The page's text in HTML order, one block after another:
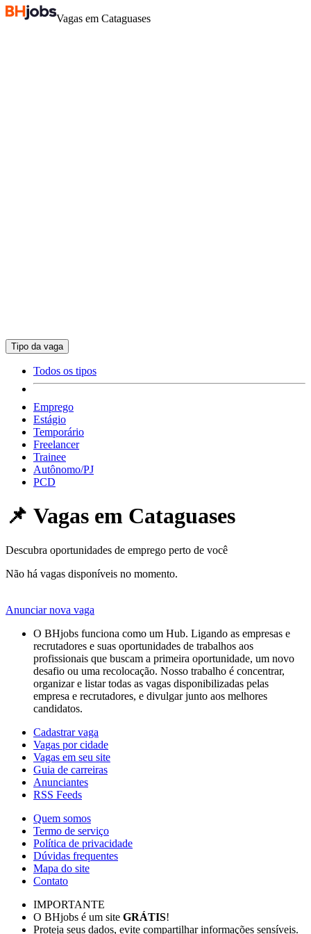
Vagas em Cataguases
Tipo da vaga
Todos os tipos
Emprego
Estágio
Temporário
Freelancer
Trainee
Autônomo/PJ
PCD
📌 Vagas em Cataguases
Descubra oportunidades de emprego perto de você
Não há vagas disponíveis no momento.
Anunciar nova vaga
O BHjobs funciona como um Hub. Ligando as empresas e
recrutadores e suas oportunidades de trabalhos aos
profissionais que buscam a primeira oportunidade, um novo
desafio ou uma recolocação. Nosso trabalho é concentrar,
organizar e listar todas as vagas disponibilizadas pelas
empresa e recrutadores, e divulgar junto aos melhores
candidatos.
Cadastrar vaga
Vagas por cidade
Vagas em seu site
Guia de carreiras
Anunciantes
RSS Feeds
Quem somos
Termo de serviço
Política de privacidade
Dúvidas frequentes
Mapa do site
Contato
IMPORTANTE
O BHjobs é um site GRÁTIS!
Proteja seus dados, evite compartilhar informações sensíveis.